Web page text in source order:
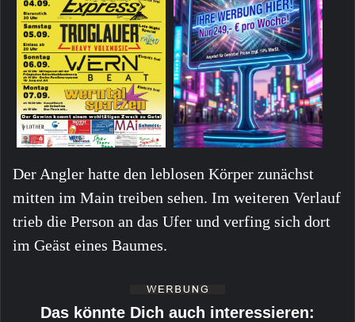
Der Angler hatte den leblosen Körper zunächst
mitten im Main treiben sehen. Im weiteren Verlauf
trieb die Person an das Ufer und verfing sich dort
im Geäst eines Baumes.
Das könnte Dich auch interessieren: